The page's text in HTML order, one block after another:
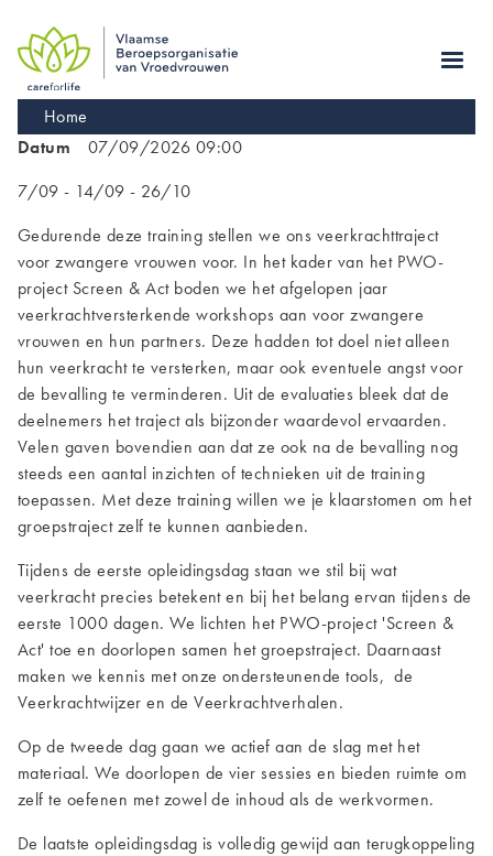
main
navigation
Kruimelpad
Home
Datum
07/09/2026 09:00
7/09 - 14/09 - 26/10
Gedurende deze training stellen we ons veerkrachttraject
voor zwangere vrouwen voor. In het kader van het PWO-
project Screen & Act boden we het afgelopen jaar
veerkrachtversterkende workshops aan voor zwangere
vrouwen en hun partners. Deze hadden tot doel niet alleen
hun veerkracht te versterken, maar ook eventuele angst voor
de bevalling te verminderen. Uit de evaluaties bleek dat de
deelnemers het traject als bijzonder waardevol ervaarden.
Velen gaven bovendien aan dat ze ook na de bevalling nog
steeds een aantal inzichten of technieken uit de training
toepassen. Met deze training willen we je klaarstomen om het
groepstraject zelf te kunnen aanbieden.
Tijdens de eerste opleidingsdag staan we stil bij wat
veerkracht precies betekent en bij het belang ervan tijdens de
eerste 1000 dagen. We lichten het PWO-project 'Screen &
Act' toe en doorlopen samen het groepstraject. Daarnaast
maken we kennis met onze ondersteunende tools, de
Veerkrachtwijzer en de Veerkrachtverhalen.
Op de tweede dag gaan we actief aan de slag met het
materiaal. We doorlopen de vier sessies en bieden ruimte om
zelf te oefenen met zowel de inhoud als de werkvormen.
De laatste opleidingsdag is volledig gewijd aan terugkoppeling